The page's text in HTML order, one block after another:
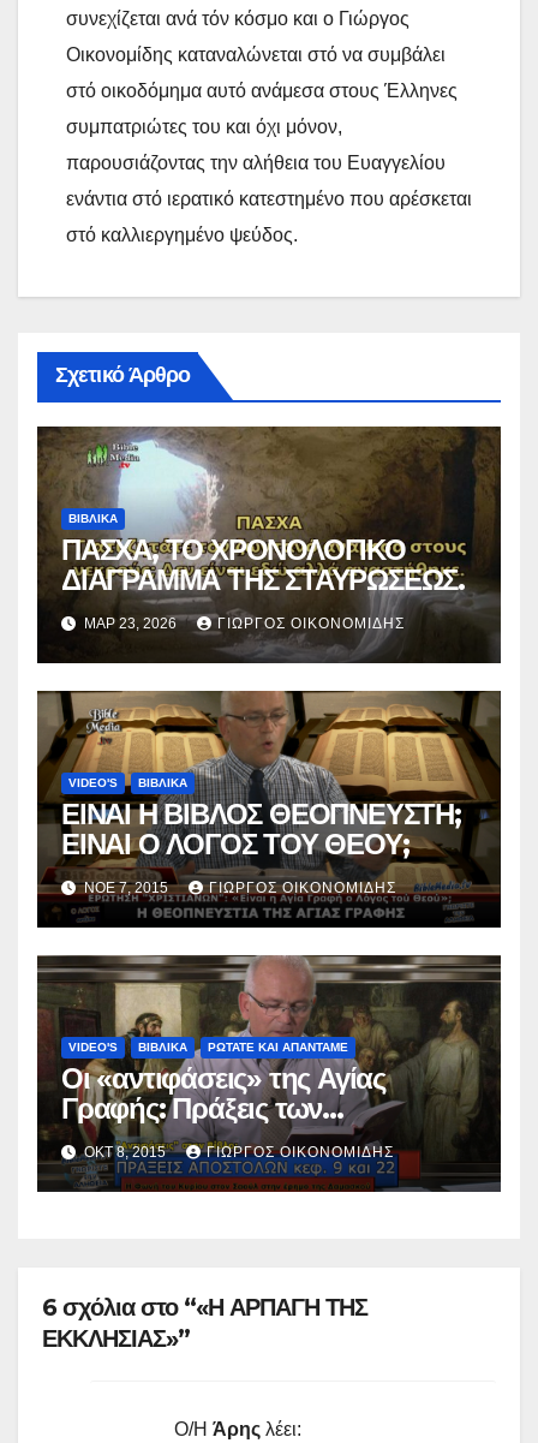
συνεχίζεται ανά τόν κόσμο και ο Γιώργος
Οικονομίδης καταναλώνεται στό να συμβάλει
στό οικοδόμημα αυτό ανάμεσα στους Έλληνες
συμπατριώτες του και όχι μόνον,
παρουσιάζοντας την αλήθεια του Ευαγγελίου
ενάντια στό ιερατικό κατεστημένο που αρέσκεται
στό καλλιεργημένο ψεύδος.
Σχετικό Άρθρο
ΒΙΒΛΙΚΑ
ΠΑΣΧΑ, ΤΟ ΧΡΟΝΟΛΟΓΙΚΟ
ΔΙΑΓΡΑΜΜΑ ΤΗΣ ΣΤΑΥΡΩΣΕΩΣ.
ΜΑΡ 23, 2026 ΓΙΏΡΓΟΣ ΟΙΚΟΝΟΜΊΔΗΣ
VIDEO'S ΒΙΒΛΙΚΑ
ΕΙΝΑΙ Η ΒΙΒΛΟΣ ΘΕΟΠΝΕΥΣΤΗ;
ΕΙΝΑΙ Ο ΛΟΓΟΣ ΤΟΥ ΘΕΟΥ;
ΝΟΈ 7, 2015 ΓΙΏΡΓΟΣ ΟΙΚΟΝΟΜΊΔΗΣ
VIDEO'S ΒΙΒΛΙΚΑ ΡΩΤΑΤΕ ΚΑΙ ΑΠΑΝΤΑΜΕ
Οι «αντιφάσεις» της Αγίας
Γραφής: Πράξεις των
Αποστόλων, κεφάλαια 9 και 22.
ΟΚΤ 8, 2015 ΓΙΏΡΓΟΣ ΟΙΚΟΝΟΜΊΔΗΣ
6 σχόλια στο “«Η ΑΡΠΑΓΗ ΤΗΣ
ΕΚΚΛΗΣΙΑΣ»”
Ο/Η Άρης λέει: